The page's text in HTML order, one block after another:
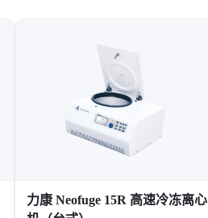
力康 Neofuge 15R 高速冷冻离心